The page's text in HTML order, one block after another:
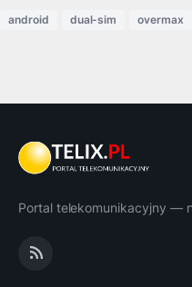
android dual-sim overmax
Portal telekomunikacyjny —